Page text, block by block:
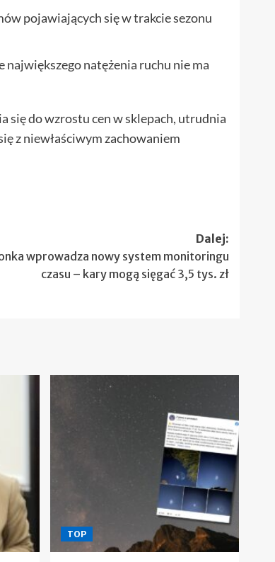
pojawiających się w trakcie sezonu
największego natężenia ruchu nie ma
się do wzrostu cen w sklepach, utrudnia
z niewłaściwym zachowaniem
Dalej:
wprowadza nowy system monitoringu
czasu – kary mogą sięgać 3,5 tys. zł
TOP